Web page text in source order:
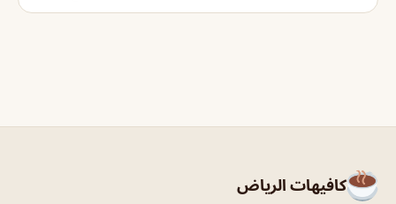
كافيهات الرياض